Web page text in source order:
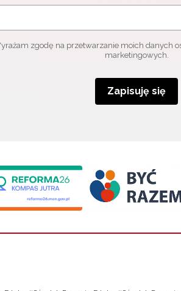
zgodę na przetwarzanie moich danych
marketingowych.
Zapisuję się